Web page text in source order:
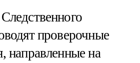
проверочные
направленные на